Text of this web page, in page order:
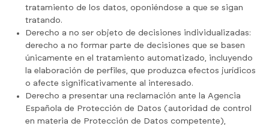
tratamiento de los datos, oponiéndose a que se sigan
tratando.
Derecho a no ser objeto de decisiones individualizadas:
derecho a no formar parte de decisiones que se basen
únicamente en el tratamiento automatizado, incluyendo
la elaboración de perfiles, que produzca efectos jurídicos
o afecte significativamente al interesado.
Derecho a presentar una reclamación ante la Agencia
Española de Protección de Datos (autoridad de control
en materia de Protección de Datos competente),